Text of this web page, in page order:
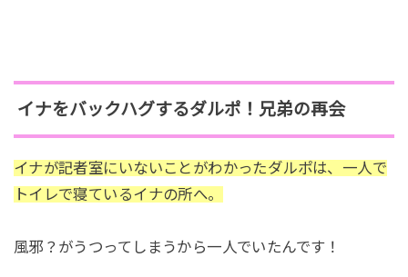
イナをバックハグするダルポ！兄弟の再会
イナが記者室にいないことがわかったダルポは、一人で
トイレで寝ているイナの所へ。
風邪？がうつってしまうから一人でいたんです！